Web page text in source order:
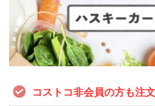
コストコ非会員の方も注